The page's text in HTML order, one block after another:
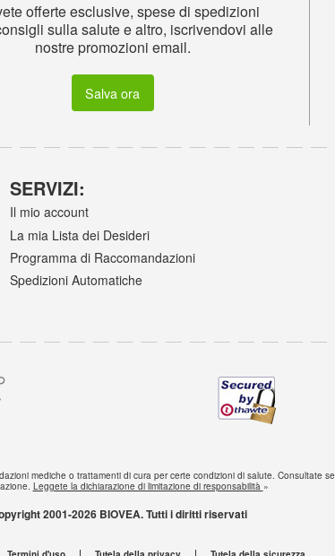
offerte esclusive, spese di spedizioni
sulla salute e altro, iscrivendovi alle
nostre promozioni email.
Salva ora
SERVIZI:
Il mio account
La mia Lista dei Desideri
Programma di Raccomandazioni
Spedizioni Automatiche
2001-2026 BIOVEA. Tutti i diritti riservati
mediche o trattamenti di cura per certe condizioni di salute. Consultate
Leggete la dichiarazione di limitazione di responsabilità »